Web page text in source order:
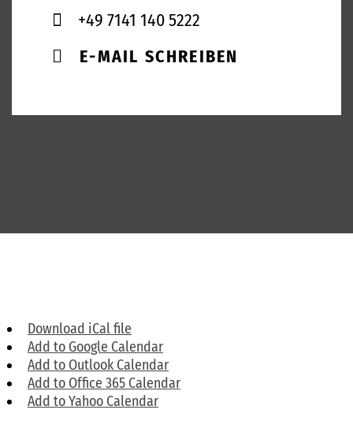
+49 7141 140 5222
E-MAIL SCHREIBEN
Download iCal file
Add to Google Calendar
Add to Outlook Calendar
Add to Office 365 Calendar
Add to Yahoo Calendar